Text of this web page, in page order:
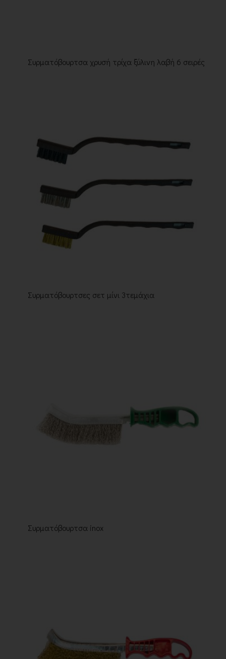
Συρματόβουρτσα χρυσή τρίχα ξύλινη λαβή 6 σειρές
Συρματόβουρτσες σετ μίνι 3τεμάχια
Συρματόβουρτσα inox